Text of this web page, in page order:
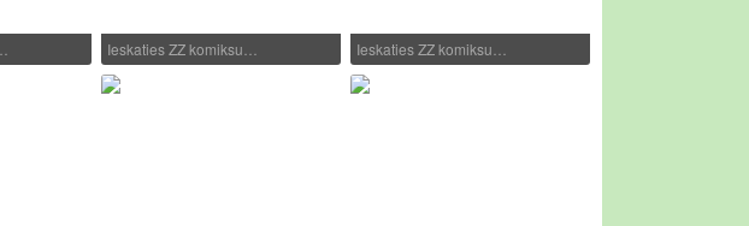
Ieskaties ZZ komiksu… Ieskaties ZZ komiksu…